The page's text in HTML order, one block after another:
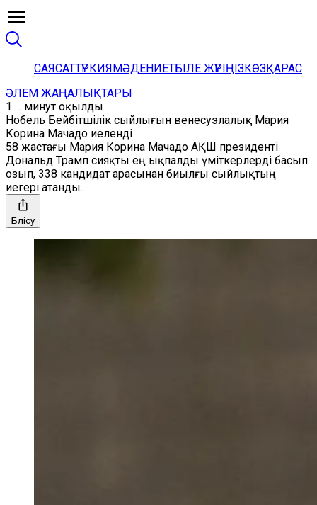
САЯСАТТҮРКИЯМӘДЕНИЕТБІЛЕ ЖҮРІҢІЗКӨЗҚАРАС
ӘЛЕМ ЖАҢАЛЫҚТАРЫ
1 ... минут оқылды
Нобель Бейбітшілік сыйлығын венесуэлалық Мария
Корина Мачадо иеленді
58 жастағы Мария Корина Мачадо АҚШ президенті
Дональд Трамп сияқты ең ықпалды үміткерлерді басып
озып, 338 кандидат арасынан биылғы сыйлықтың
иегері атанды.
Бөлісу